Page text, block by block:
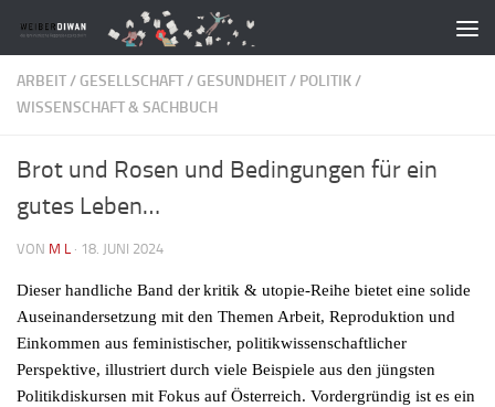
Zum Inhalt springen
ARBEIT/ GESELLSCHAFT/ GESUNDHEIT/ POLITIK/
WISSENSCHAFT & SACHBUCH
Brot und Rosen und Bedingungen für ein
gutes Leben…
VON M L · 18. JUNI 2024
Dieser handliche Band derkritik & utopie-Reihe bietet eine solide
Auseinandersetzung mit den Themen Arbeit, Reproduktion und
Einkommen aus feministischer, politikwissenschaftlicher
Perspektive, illustriert durch viele Beispiele aus den jüngsten
Politikdiskursen mit Fokus auf Österreich. Vordergründig ist es ein